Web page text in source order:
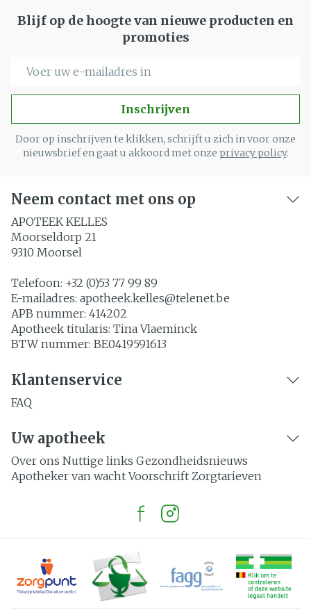
Blijf op de hoogte van nieuwe producten en
promoties
Inschrijven
Door op inschrijven te klikken, schrijft u zich in voor onze
nieuwsbrief en gaat u akkoord met onze privacy policy.
Neem contact met ons op
APOTEEK KELLES
Moorseldorp 21
9310 Moorsel
Telefoon: +32 (0)53 77 99 89
E-mailadres: apotheek.kelles@telenet.be
APB nummer: 414202
Apotheek titularis: Tina Vlaeminck
BTW nummer: BE0419591613
Klantenservice
FAQ
Uw apotheek
Over ons Nuttige links Gezondheidsnieuws
Apotheker van wacht Voorschrift Zorgtarieven